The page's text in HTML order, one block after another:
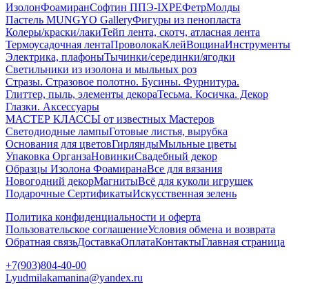
ИзолонФоамиранСофтин ППЭ-IXPEФетрМолды
Пастель MUNGYO GalleryФигуры из пенопласта
Колеры/краски/лакиТейп лента, скотч, атласная лента
Термоусадочная лентаПроволокаКлейВощинаИнструменты
Электрика, плафоныТычинки/серединки/ягодки
Светильники из изолона и мыльных роз
Стразы. Стразовое полотно. Бусины. Фурнитура.
Глиттер, пыль, элементы декораТесьма. Косичка. Декор
Глазки. Аксессуары
МАСТЕР КЛАССЫ от известных Мастеров
Светодиодные лампыГотовые листья, вырубка
Основания для цветовГирляндыМыльные цветы
Упаковка ОрганзаНовинкиСвадебный декор
Образцы Изолона ФоамиранаВсе для вязания
Новогодний декорМагнитыВсё для куколи игрушек
Подарочные СертификатыИскусственная зелень
Политика конфиденциальности и оферта
Пользовательское соглашениеУсловия обмена и возврата
Обратная связьДоставкаОплатаКонтактыГлавная страница
+7(903)804-40-00
Lyudmilakamanina@yandex.ru